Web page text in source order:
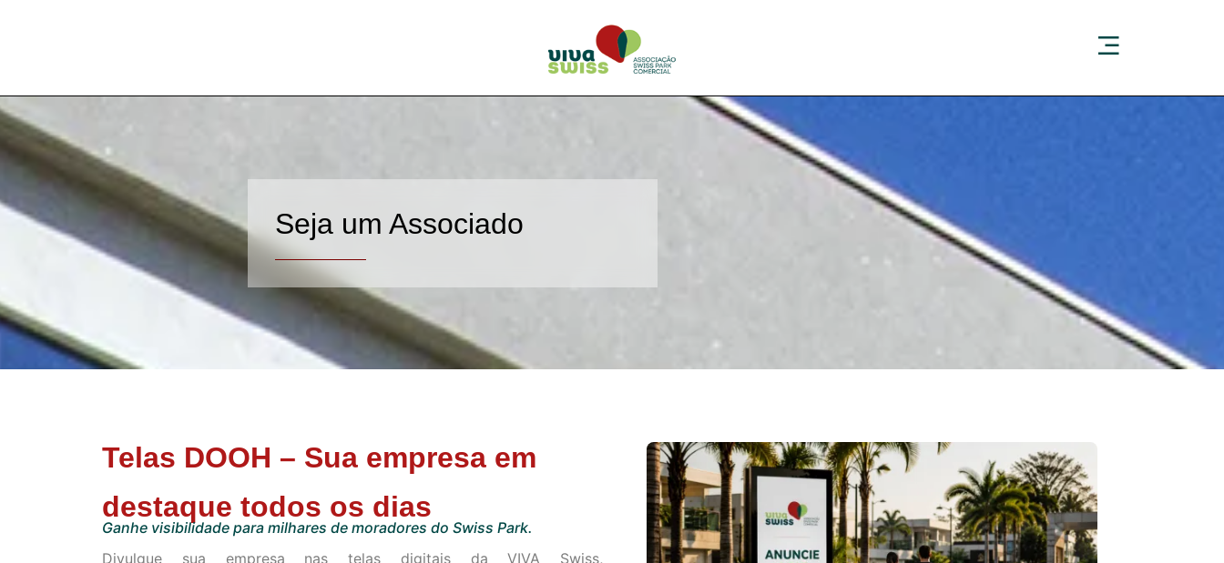
Seja um Associado
Telas DOOH – Sua empresa em
destaque todos os dias
Ganhe visibilidade para milhares de moradores do Swiss Park.
Divulgue sua empresa nas telas digitais da VIVA Swiss,